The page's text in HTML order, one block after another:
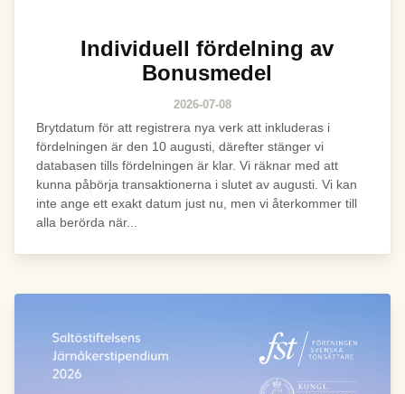
Individuell fördelning av
Bonusmedel
2026-07-08
Brytdatum för att registrera nya verk att inkluderas i
fördelningen är den 10 augusti, därefter stänger vi
databasen tills fördelningen är klar. Vi räknar med att
kunna påbörja transaktionerna i slutet av augusti. Vi kan
inte ange ett exakt datum just nu, men vi återkommer till
alla berörda när...